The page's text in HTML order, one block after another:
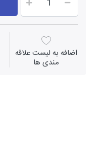
اضافه به لیست علاقه
مندی ها